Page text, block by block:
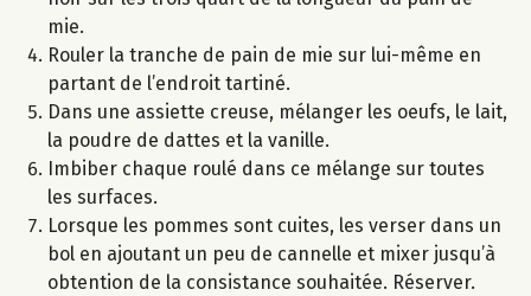
mie.
Rouler la tranche de pain de mie sur lui-même en
partant de l’endroit tartiné.
Dans une assiette creuse, mélanger les oeufs, le lait,
la poudre de dattes et la vanille.
Imbiber chaque roulé dans ce mélange sur toutes
les surfaces.
Lorsque les pommes sont cuites, les verser dans un
bol en ajoutant un peu de cannelle et mixer jusqu’à
obtention de la consistance souhaitée. Réserver.